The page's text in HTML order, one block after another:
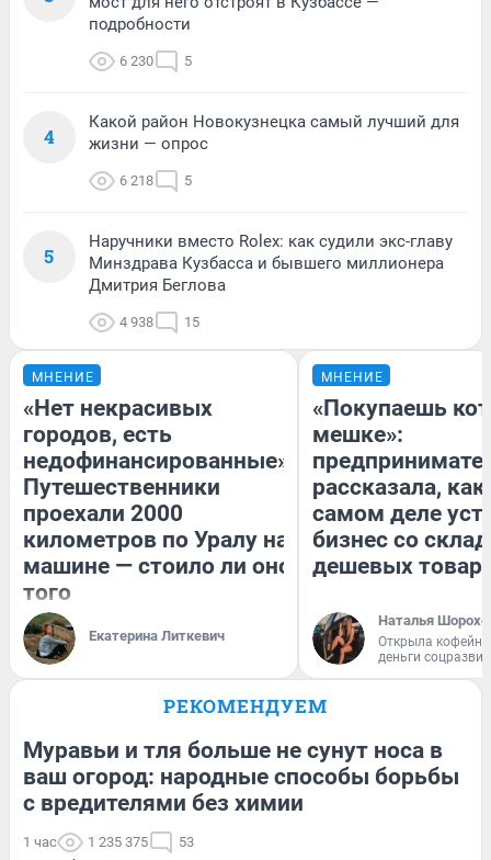
подробности
6 230 5
4
Какой район Новокузнецка самый лучший для
жизни — опрос
6 218 5
5
Наручники вместо Rolex: как судили экс-главу
Минздрава Кузбасса и бывшего миллионера
Дмитрия Беглова
4 938 15
МНЕНИЕ
«Нет некрасивых
городов, есть
недофинансированные».
Путешественники
проехали 2000
километров по Уралу на
машине — стоило ли оно
того
Екатерина Литкевич
МНЕНИЕ
«Покупаешь
мешке»:
рассказала, как
самом деле
бизнес со
дешевых
Наталья
Открыла
деньги
РЕКОМЕНДУЕМ
Муравьи и тля больше не сунут носа в
ваш огород: народные способы борьбы
с вредителями без химии
1 час 1 235 375 53